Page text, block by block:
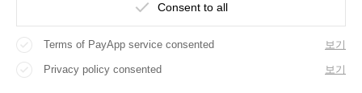
Consent to all
Terms of PayApp service consented 보기
Privacy policy consented 보기